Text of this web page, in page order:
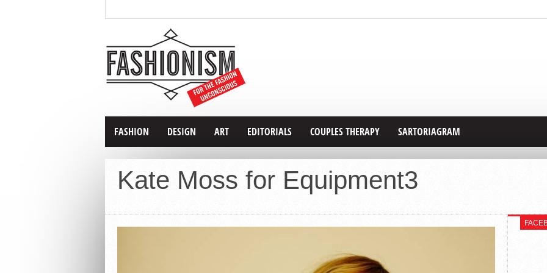
FASHION DESIGN ART EDITORIALS COUPLES THERAPY SARTORIAGRAM
Kate Moss for Equipment3